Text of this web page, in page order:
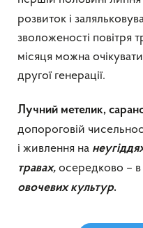
розвиток і
зволоженості повітря
місяця можна
другої генерації.
Лучний метелик,
допороговій
і живлення на
травах, осередково – в
овочевих культур.